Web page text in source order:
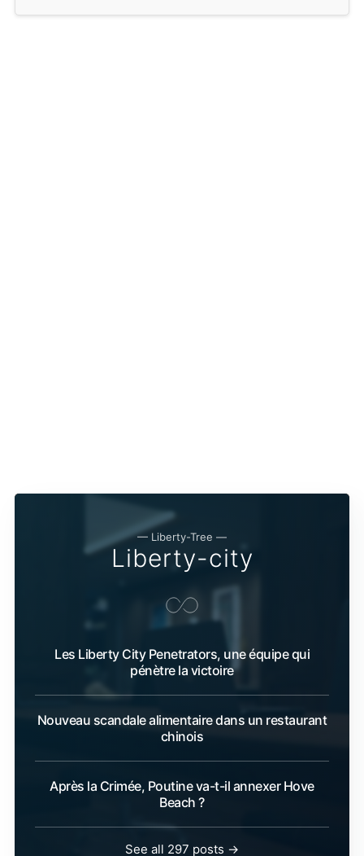
— Liberty-Tree —
Liberty-city
Les Liberty City Penetrators, une équipe qui
pénètre la victoire
Nouveau scandale alimentaire dans un restaurant
chinois
Après la Crimée, Poutine va-t-il annexer Hove
Beach ?
See all 297 posts →